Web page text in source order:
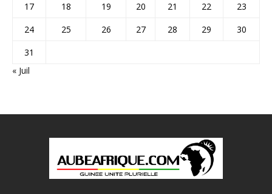
17
18 19 20 21 22
23
24
25 26 27 28 29
30
31
« Juil